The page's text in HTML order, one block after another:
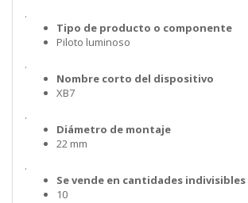
.
Tipo de producto o componente
Piloto luminoso
.
Nombre corto del dispositivo
XB7
.
Diámetro de montaje
22 mm
.
Se vende en cantidades indivisibles
10